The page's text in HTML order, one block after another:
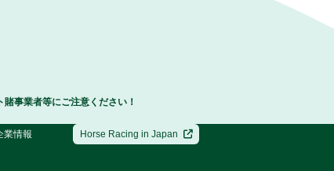
事業者等にご注意ください！
業情報 Horse Racing in Japan